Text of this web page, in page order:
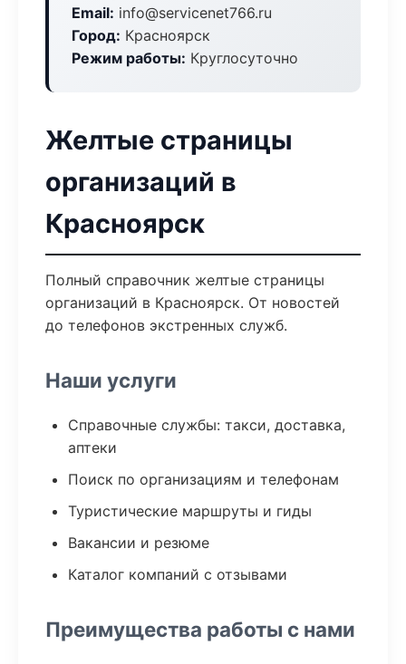
Email: info@servicenet766.ru
Город: Красноярск
Режим работы: Круглосуточно
Желтые страницы
организаций в
Красноярск
Полный справочник желтые страницы
организаций в Красноярск. От новостей
до телефонов экстренных служб.
Наши услуги
Справочные службы: такси, доставка,
аптеки
Поиск по организациям и телефонам
Туристические маршруты и гиды
Вакансии и резюме
Каталог компаний с отзывами
Преимущества работы с нами